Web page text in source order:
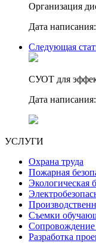
Организация
Дата
Следующая
СУОТ для
Дата
УСЛУГИ
Охрана труда
Пожарная
Экологическая
Съемки
Разработка